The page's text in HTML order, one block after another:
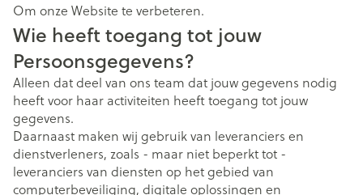
Om onze Website te verbeteren.
Wie heeft toegang tot jouw
Persoonsgegevens?
Alleen dat deel van ons team dat jouw gegevens nodig
heeft voor haar activiteiten heeft toegang tot jouw
gegevens.
Daarnaast maken wij gebruik van leveranciers en
dienstverleners, zoals - maar niet beperkt tot -
leveranciers van diensten op het gebied van
computerbeveiliging, digitale oplossingen en